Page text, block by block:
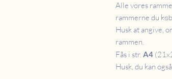
Alle vores
rammerne du
Husk at angive,
rammen.
Fås i str. A4
Husk, du kan